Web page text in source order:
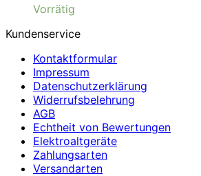
Vorrätig
Kundenservice
Kontaktformular
Impressum
Datenschutzerklärung
Widerrufsbelehrung
AGB
Echtheit von Bewertungen
Elektroaltgeräte
Zahlungsarten
Versandarten